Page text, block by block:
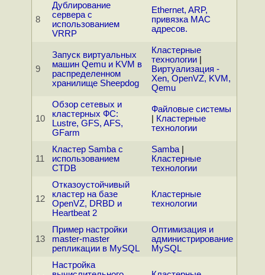
8
Дублирование
сервера с
использованием
VRRP
Ethernet, ARP,
привязка MAC
адресов.
9
Запуск виртуальных
машин Qemu и KVM в
распределенном
хранилище Sheepdog
Кластерные
технологии|
Виртуализация -
Xen, OpenVZ, KVM,
Qemu
10
Обзор сетевых и
кластерных ФС:
Lustre, GFS, AFS,
GFarm
Файловые системы
Кластерные
технологии
11
Кластер Samba с
использованием
CTDB
Samba|
Кластерные
технологии
12
Отказоустойчивый
кластер на базе
OpenVZ, DRBD и
Heartbeat 2
Кластерные
технологии
13
Пример настройки
master-master
репликации в MySQL
Оптимизация и
администрирование
MySQL
Настройка